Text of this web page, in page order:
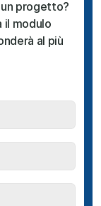
progetto?
il modulo
al più